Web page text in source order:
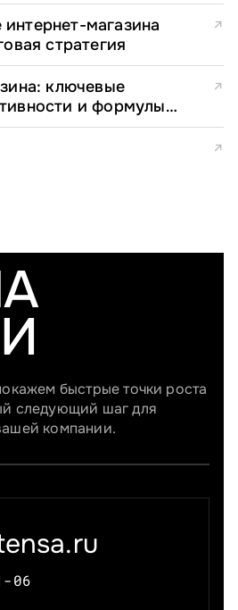
магазина
стратегия
↗
ключевые
и формулы
↗
↗
быстрые точки роста
следующий шаг для
компании.
06